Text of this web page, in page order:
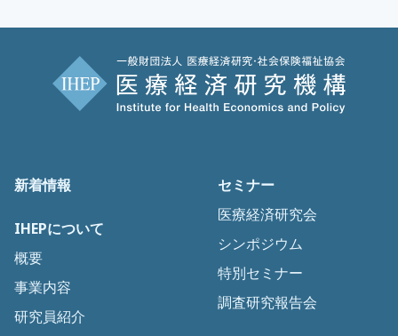
新着情報
IHEPについて
概要
事業内容
研究員紹介
セミナー
医療経済研究会
シンポジウム
特別セミナー
調査研究報告会